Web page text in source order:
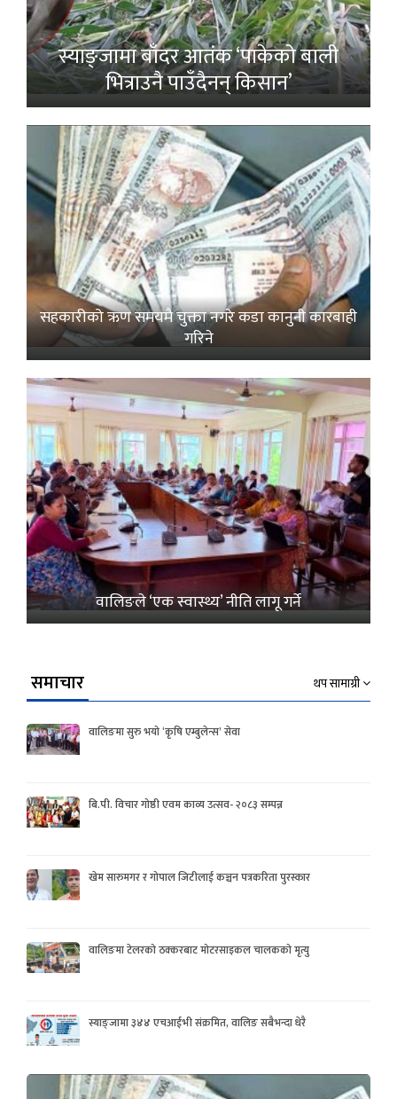
स्याङ्जामा बाँदर आतंक ‘पाकेको बाली
भित्राउनै पाउँदैनन् किसान’
सहकारीको ऋण समयमै चुक्ता नगरे कडा कानुनी कारबाही
गरिने
वालिङले ‘एक स्वास्थ्य’ नीति लागू गर्ने
समाचार थप सामाग्री
वालिङमा सुरु भयो ‘कृषि एम्बुलेन्स’ सेवा
बि.पी. विचार गोष्ठी एवम काव्य उत्सव- २०८३ सम्पन्न
खेम सारुमगर र गोपाल जिटीलाई कञ्चन पत्रकरिता पुरस्कार
वालिङमा टेलरको ठक्करबाट मोटरसाइकल चालकको मृत्यु
स्याङ्जामा ३४४ एचआईभी संक्रमित, वालिङ सबैभन्दा धेरै